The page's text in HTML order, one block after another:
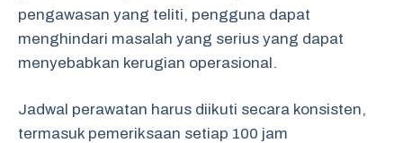
pengawasan yang teliti, pengguna dapat
menghindari masalah yang serius yang dapat
menyebabkan kerugian operasional.
Jadwal perawatan harus diikuti secara konsisten,
termasuk pemeriksaan setiap 100 jam